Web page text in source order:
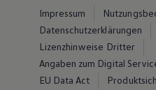
Impressum
Datenschutzerklärungen
Lizenzhinweise Dritter
Angaben zum Digital
EU Data Act